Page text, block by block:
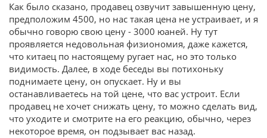
Как было сказано, продавец озвучит завышенную цену,
предположим 4500, но нас такая цена не устраивает, и я
обычно говорю свою цену - 3000 юаней. Ну тут
проявляется недовольная физиономия, даже кажется,
что китаец по настоящему ругает нас, но это только
видимость. Далее, в ходе беседы вы потихоньку
поднимаете цену, он опускает. Ну и вы
останавливаетесь на той цене, что вас устроит. Если
продавец не хочет снижать цену, то можно сделать вид,
что уходите и смотрите на его реакцию, обычно, через
некоторое время, он подзывает вас назад.